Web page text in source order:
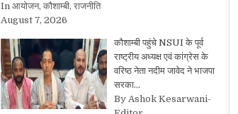
In आयोजन, कौशाम्बी, राजनीति
August 7, 2026
कौशाम्बी पहुंचे NSUI के पूर्व
राष्ट्रीय अध्यक्ष एवं कांग्रेस के
वरिष्ठ नेता नदीम जावेद ने भाजपा
सरका…
By Ashok Kesarwani-